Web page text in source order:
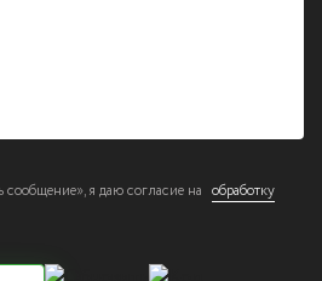
я даю согласие на обработку